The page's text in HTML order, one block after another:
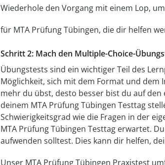
Wiederhole den Vorgang mit einem Lop,
für MTA Prüfung Tübingen, die dir helfen
Schritt 2: Mach den Multiple-Choice-
Übungstests sind ein wichtiger Teil des
Möglichkeit, sich mit dem Format und dem
mehr du übst, desto besser bist du auf
deinem MTA Prüfung Tübingen Testtag
Schwierigkeitsgrad wie die Fragen in der
MTA Prüfung Tübingen Testtag erwartet.
aufwenden solltest. Dies kann dir helfen,
Unser MTA Prüfung Tübingen Praxistest